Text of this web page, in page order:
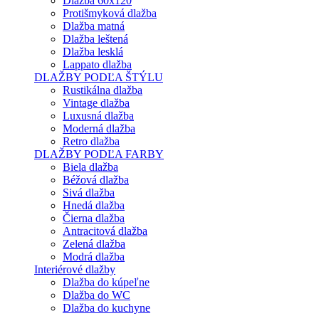
Protišmyková dlažba
Dlažba matná
Dlažba leštená
Dlažba lesklá
Lappato dlažba
DLAŽBY PODĽA ŠTÝLU
Rustikálna dlažba
Vintage dlažba
Luxusná dlažba
Moderná dlažba
Retro dlažba
DLAŽBY PODĽA FARBY
Biela dlažba
Béžová dlažba
Sivá dlažba
Hnedá dlažba
Čierna dlažba
Antracitová dlažba
Zelená dlažba
Modrá dlažba
Interiérové dlažby
Dlažba do kúpeľne
Dlažba do WC
Dlažba do kuchyne